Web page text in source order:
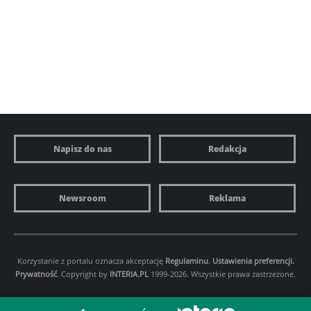
Napisz do nas Redakcja
Newsroom Reklama
Korzystanie z portalu oznacza akceptację Regulaminu. Ustawienia preferencji.
Prywatność. Copyright by INTERIA.PL 1999-2026. Wszystkie prawa zastrzeżone.